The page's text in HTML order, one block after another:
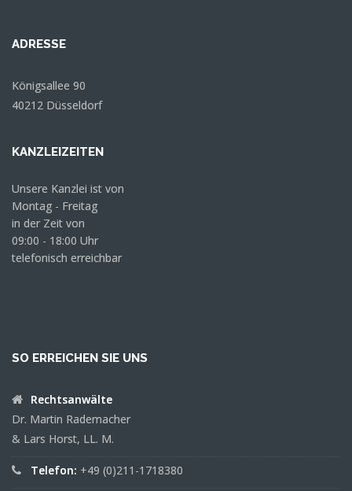
ADRESSE
Königsallee 90
40212 Düsseldorf
KANZLEIZEITEN
Unsere Kanzlei ist von
Montag - Freitag
in der Zeit von
09:00 - 18:00 Uhr
telefonisch erreichbar
SO ERREICHEN SIE UNS
Rechtsanwälte
Dr. Martin Rademacher
& Lars Horst, LL. M.
Telefon: +49 (0)211-1718380